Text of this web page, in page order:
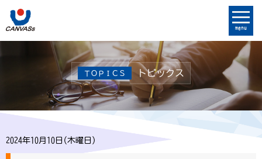
menu
ＴＯＰＩＣＳ トピックス
2024年10月10日(木曜日)